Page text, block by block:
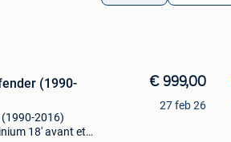
(1990-
2016)
18' avant et
€ 999,00
27 feb 26